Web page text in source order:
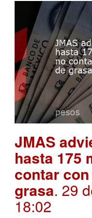
JMAS
hasta 175
contar
grasa. 29
18:02